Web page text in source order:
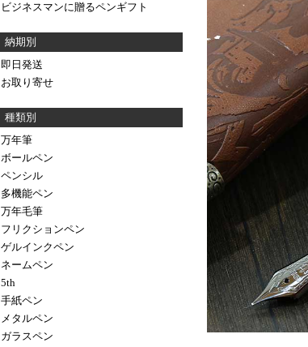
ビジネスマンに贈るペンギフト
納期別
即日発送
お取り寄せ
種類別
万年筆
ボールペン
ペンシル
多機能ペン
万年毛筆
フリクションペン
ゲルインクペン
ネームペン
5th
手紙ペン
メタルペン
ガラスペン